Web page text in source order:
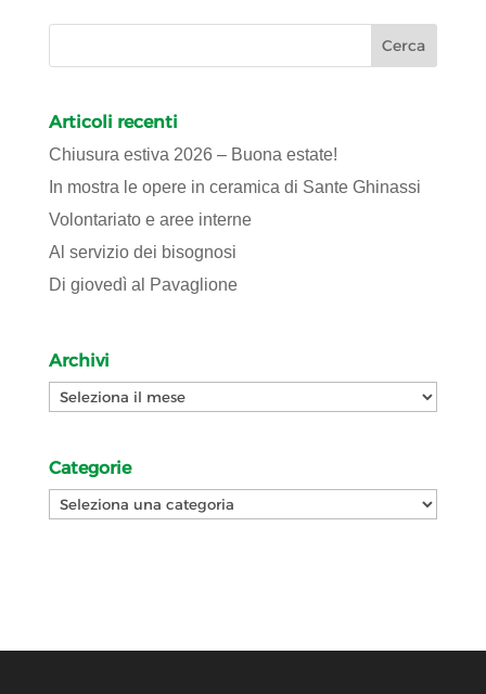
Articoli recenti
Chiusura estiva 2026 – Buona estate!
In mostra le opere in ceramica di Sante Ghinassi
Volontariato e aree interne
Al servizio dei bisognosi
Di giovedì al Pavaglione
Archivi
Archivi
Categorie
Categorie